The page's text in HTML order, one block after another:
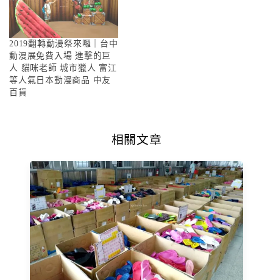
2019翻轉動漫祭來囉｜台中
動漫展免費入場 進擊的巨
人 貓咪老師 城市獵人 富江
等人氣日本動漫商品 中友
百貨
相關文章